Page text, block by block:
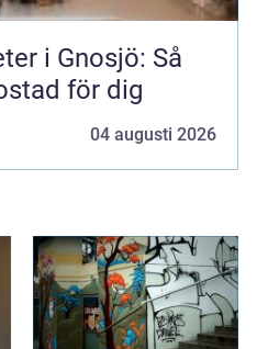
i Gnosjö: Så
för dig
04 augusti 2026